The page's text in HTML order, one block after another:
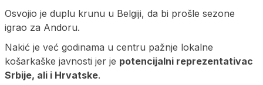
Osvojio je duplu krunu u Belgiji, da bi prošle sezone
igrao za Andoru.
Nakić je već godinama u centru pažnje lokalne
košarkaške javnosti jer je potencijalni reprezentativac
Srbije, ali i Hrvatske.